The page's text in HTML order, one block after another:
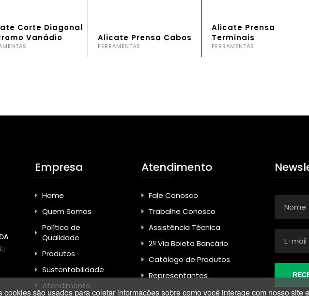
Corte Diagonal
Vanádio
Alicate Prensa Cabos
FERRAMENTAS
Alicate Prensa
Terminais
FERRAMENTAS
são usados para coletar informações sobre como você interage com nosso site
Empresa
Home
Quem Somos
Política de
Qualidade
Produtos
Sustentabilidade
Atendimento
Atendimento
Fale Conosco
Trabalhe Conosco
Assistência Técnica
2ª Via Boleto Bancário
Catálogo de Produtos
Representantes